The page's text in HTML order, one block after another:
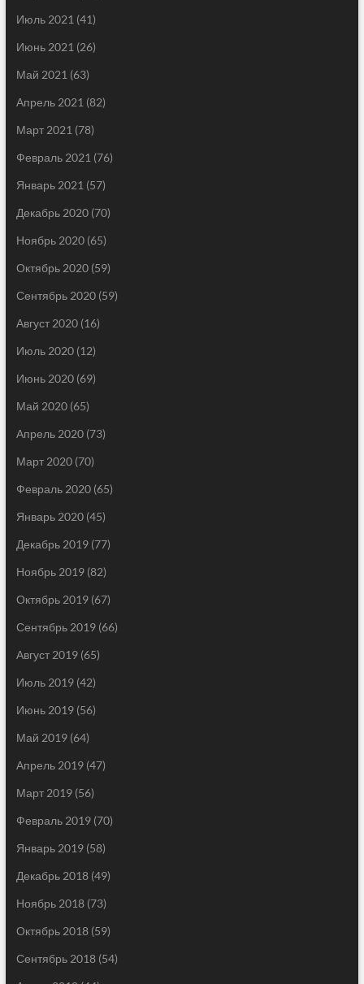
Июль 2021 (41)
Июнь 2021 (26)
Май 2021 (63)
Апрель 2021 (82)
Март 2021 (78)
Февраль 2021 (76)
Январь 2021 (57)
Декабрь 2020(70)
Ноябрь 2020(65)
Октябрь 2020(59)
Сентябрь 2020(59)
Август 2020(16)
Июль 2020(12)
Июнь 2020(69)
Май 2020(65)
Апрель 2020(73)
Март 2020(70)
Февраль 2020(65)
Январь 2020(45)
Декабрь 2019(77)
Ноябрь 2019(82)
Октябрь 2019(67)
Сентябрь 2019(66)
Август 2019(65)
Июль 2019(42)
Июнь 2019(56)
Май 2019(64)
Апрель 2019(47)
Март 2019(56)
Февраль 2019(70)
Январь 2019(58)
Декабрь 2018(49)
Ноябрь 2018(73)
Октябрь 2018(59)
Сентябрь 2018(54)